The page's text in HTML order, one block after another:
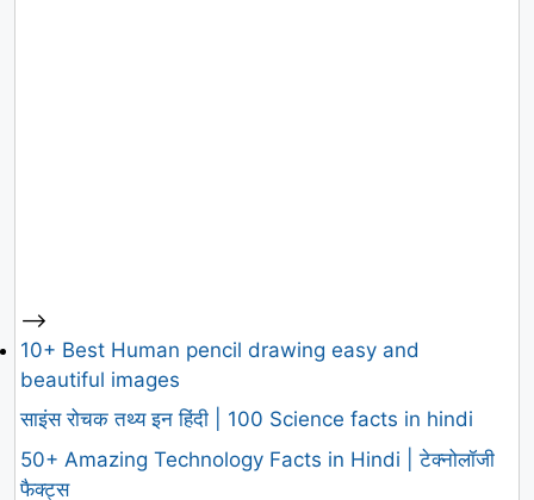
-->
10+ Best Human pencil drawing easy and
beautiful images
साइंस रोचक तथ्य इन हिंदी | 100 Science facts in hindi
50+ Amazing Technology Facts in Hindi | टेक्नोलॉजी
फैक्ट्स